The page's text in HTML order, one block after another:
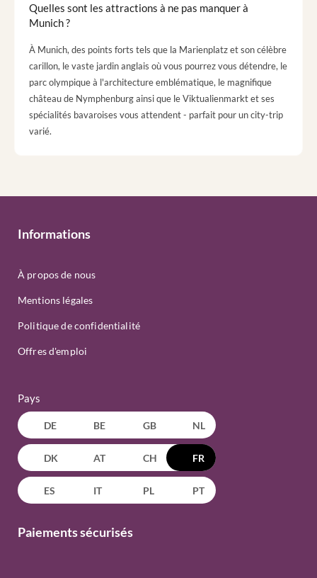
Quelles sont les attractions à ne pas manquer à
Munich ?
À Munich, des points forts tels que la Marienplatz et son célèbre
carillon, le vaste jardin anglais où vous pourrez vous détendre, le
parc olympique à l'architecture emblématique, le magnifique
château de Nymphenburg ainsi que le Viktualienmarkt et ses
spécialités bavaroises vous attendent - parfait pour un city-trip
varié.
Informations
À propos de nous
Mentions légales
Politique de confidentialité
Offres d'emploi
Pays
DE BE GB NL
DK AT CH FR
ES IT PL PT
Paiements sécurisés